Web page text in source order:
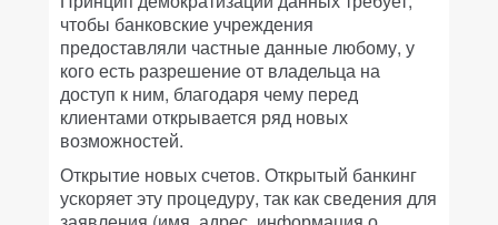
чтобы банковские учреждения
предоставляли частные данные любому, у
кого есть разрешение от владельца на
доступ к ним, благодаря чему перед
клиентами открывается ряд новых
возможностей.
Открытие новых счетов. Открытый банкинг
ускоряет эту процедуру, так как сведения для